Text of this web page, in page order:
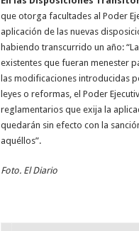
que otorga facultades al Poder
aplicación de las nuevas
habiendo transcurrido un año:
existentes que fueran menester
las modificaciones introducidas
leyes o reformas, el Poder
reglamentarios que exija la
quedarán sin efecto con la
aquéllos”.
Foto. El Diario